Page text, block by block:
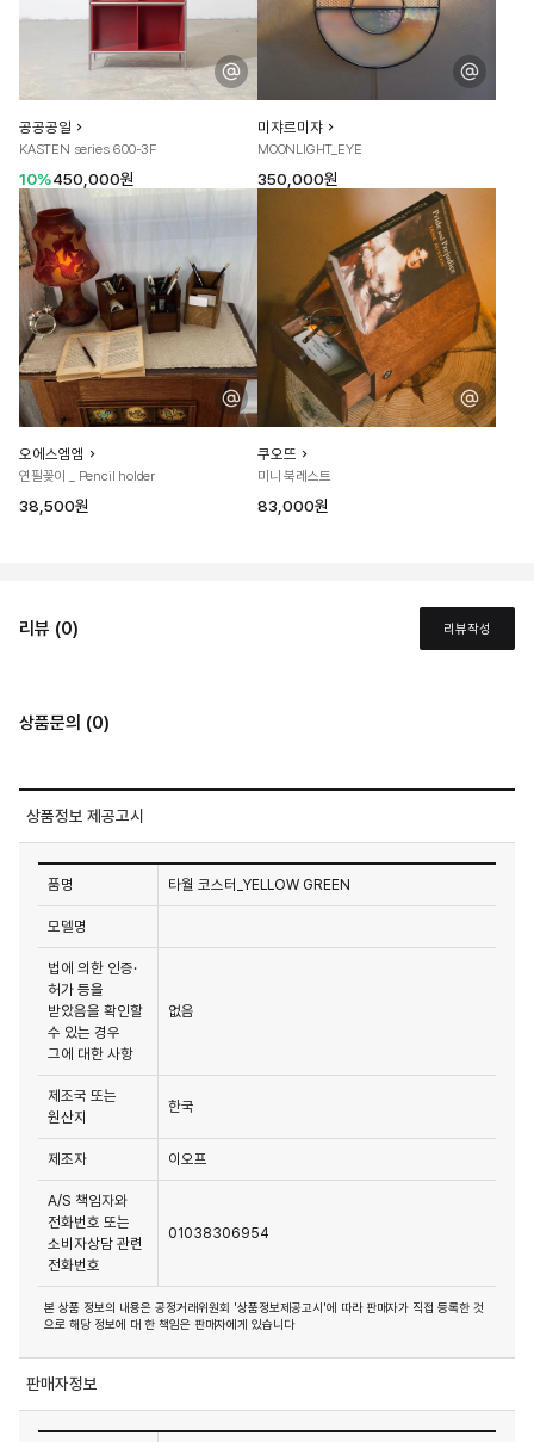
공공공일
KASTEN series 600-3F
10%450,000원
미쟈르미쟈
MOONLIGHT_EYE
350,000원
오에스엠엠
연필꽂이 _ Pencil holder
38,500원
쿠오뜨
미니 북레스트
83,000원
리뷰 (0) 리뷰작성
상품문의 (0)
상품정보 제공고시
품명 타월 코스터_YELLOW GREEN
모델명
법에 의한 인증·
허가 등을
받았음을 확인할
수 있는 경우
그에 대한 사항
없음
제조국 또는
원산지
한국
제조자 이오프
A/S 책임자와
전화번호 또는
소비자상담 관련
전화번호
01038306954
본 상품 정보의 내용은 공정거래위원회 '상품정보제공고시'에 따라 판매자가 직접 등록한 것
으로 해당 정보에 대 한 책임은 판매자에게 있습니다
판매자정보